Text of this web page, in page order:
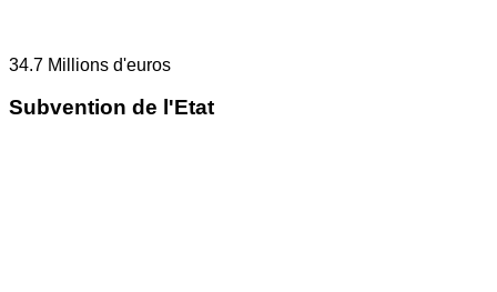
34.7 Millions d'euros
Subvention de l'Etat